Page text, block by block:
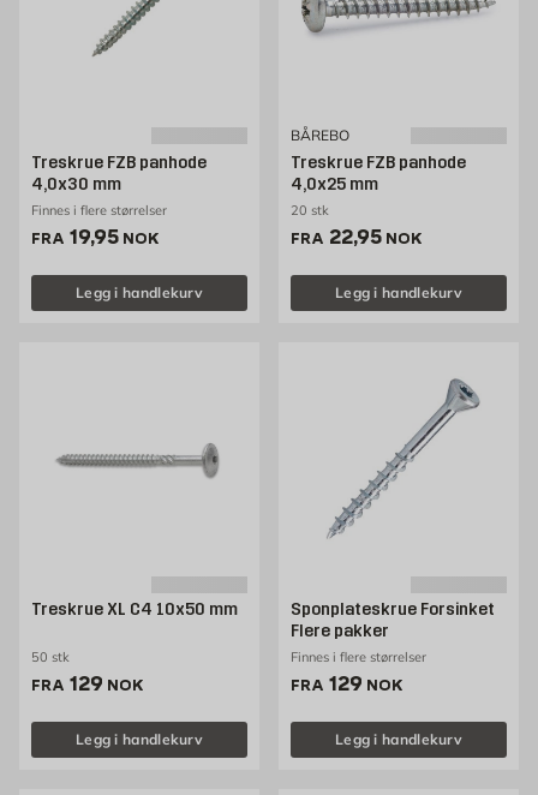
Treskrue FZB panhode
4,0x30 mm
Finnes i flere størrelser
FRA Pris 19.95 NOK /stk
19,95 NOK
Legg i handlekurv
BÅREBO
Treskrue FZB panhode
4,0x25 mm
20 stk
FRA Pris 22.95 NOK /stk
22,95 NOK
Legg i handlekurv
Treskrue XL C4 10x50 mm
50 stk
FRA Pris 129 NOK /stk
129 NOK
Legg i handlekurv
Sponplateskrue Forsinket
Flere pakker
Finnes i flere størrelser
FRA Pris 129 NOK /stk
129 NOK
Legg i handlekurv